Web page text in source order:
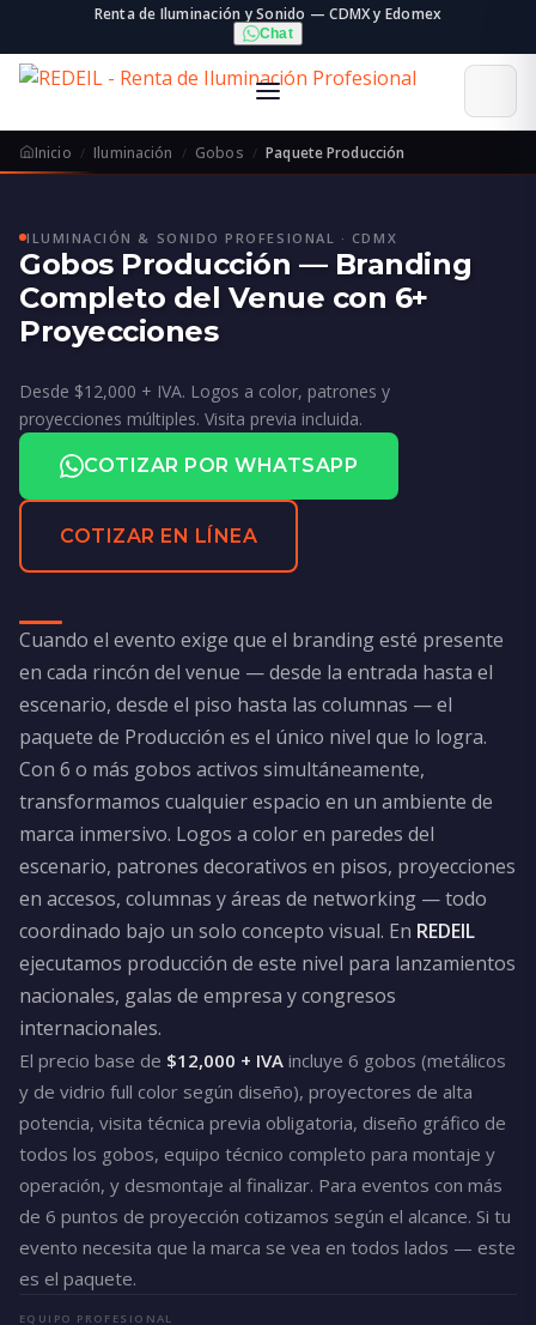
Renta de Iluminación y Sonido — CDMX y Edomex
Chat
Inicio Iluminación Gobos Paquete Producción
ILUMINACIÓN & SONIDO PROFESIONAL · CDMX
Gobos Producción — Branding
Completo del Venue con 6+
Proyecciones
Desde $12,000 + IVA. Logos a color, patrones y
proyecciones múltiples. Visita previa incluida.
COTIZAR POR WHATSAPP
COTIZAR EN LÍNEA
Cuando el evento exige que el branding esté presente
en cada rincón del venue — desde la entrada hasta el
escenario, desde el piso hasta las columnas — el
paquete de Producción es el único nivel que lo logra.
Con 6 o más gobos activos simultáneamente,
transformamos cualquier espacio en un ambiente de
marca inmersivo. Logos a color en paredes del
escenario, patrones decorativos en pisos, proyecciones
en accesos, columnas y áreas de networking — todo
coordinado bajo un solo concepto visual. En REDEIL
ejecutamos producción de este nivel para lanzamientos
nacionales, galas de empresa y congresos
internacionales.
El precio base de $12,000 + IVA incluye 6 gobos (metálicos
y de vidrio full color según diseño), proyectores de alta
potencia, visita técnica previa obligatoria, diseño gráfico de
todos los gobos, equipo técnico completo para montaje y
operación, y desmontaje al finalizar. Para eventos con más
de 6 puntos de proyección cotizamos según el alcance. Si tu
evento necesita que la marca se vea en todos lados — este
es el paquete.
EQUIPO PROFESIONAL